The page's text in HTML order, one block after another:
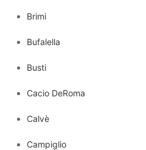
Brimi
Bufalella
Busti
Cacio DeRoma
Calvè
Campiglio